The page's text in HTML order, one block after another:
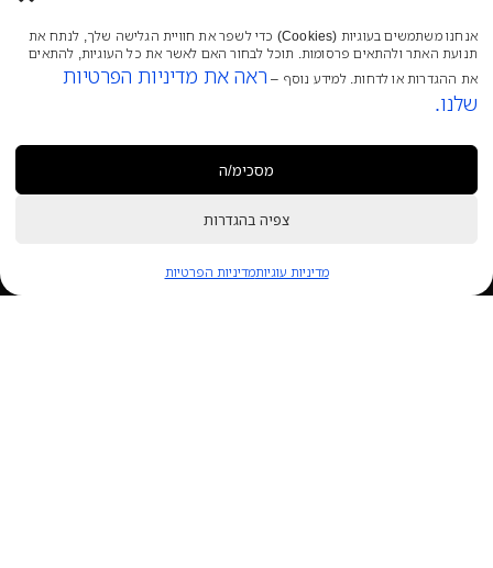
אנחנו משתמשים בעוגיות (Cookies) כדי לשפר את חוויית הגלישה שלך, לנתח את
תנועת האתר ולהתאים פרסומות. תוכל לבחור האם לאשר את כל העוגיות, להתאים
את ההגדרות או לדחות. למידע נוסף – ראה את מדיניות הפרטיות
שלנו.
מסכימ/ה
צפיה בהגדרות
מדיניות עוגיותמדיניות הפרטיות
צריכים עזרה?